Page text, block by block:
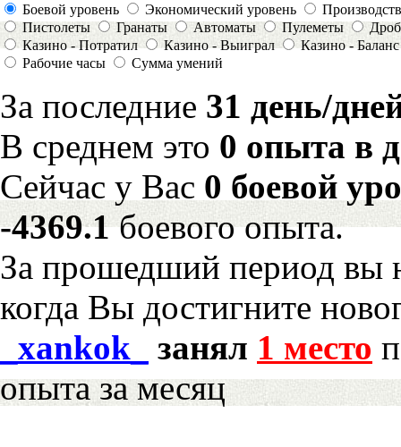
Боевой уровень
Экономический уровень
Пистолеты
Гранаты Автоматы Пулеметы
Казино - Потратил
Казино - Выиграл
Казино - Баланс
Рабочие часы
Сумма умений
За последние 31 день/
В среднем это 0 опыта в
Сейчас у Вас 0 боевой
-4369.1боевого опыта.
За прошедший период вы
когда Вы достигните
_xankok_
занял 1 место
опыта за месяц